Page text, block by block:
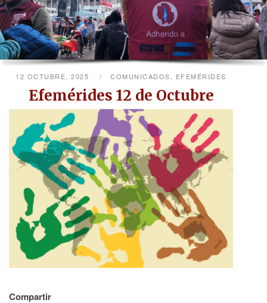
12 OCTUBRE, 2025 COMUNICADOS, EFEMÉRIDES
Efemérides 12 de Octubre
Compartir